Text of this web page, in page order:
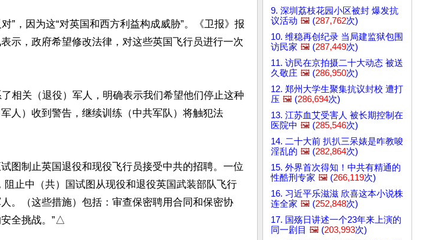
”，因为这“对英国和西方利益构成威胁”。《卫报》报
示，政府希望修改法律，对这些英国飞行员进行一次
相关（退役）军人，明确表示我们希望他们停止这种
人）收到警告，继续训练（中共军队）将触犯法
图制止英国退役和现役飞行员接受中共的招聘。一位
阻止中（共）国试图从现役和退役英国武装部队飞行
。（这些措施）包括：审查保密聘用合同和保密协
全挑战。”△
9. 深圳荔枝花园小区被封 爆发抗
议活动 🖼️ (287,762次)
10. 维稳再创纪录 当局建监狱包围
访民家 🖼️ (287,449次)
11. 访民在京拍摄二十大动态 被送
久敬庄 🖼️ (286,950次)
12. 郑州大学生聚集抗议封校 遭打
压 🖼️ (286,694次)
13. 江苏血艾受害人 被长期控制在
医院中 🖼️ (285,546次)
14. 二十大前 扒扒三呆婊是咋教唆
淫乱的 🖼️ (282,864次)
15. 外界首次得知！中共有精通的
性酷刑专家 🖼️ (266,119次)
16. 习近平乐滋滋 欣喜这本小说株
连全家 🖼️ (252,848次)
17. 国殇日讲述一个23年来上演的
同一剧目 🖼️ (203,993次)